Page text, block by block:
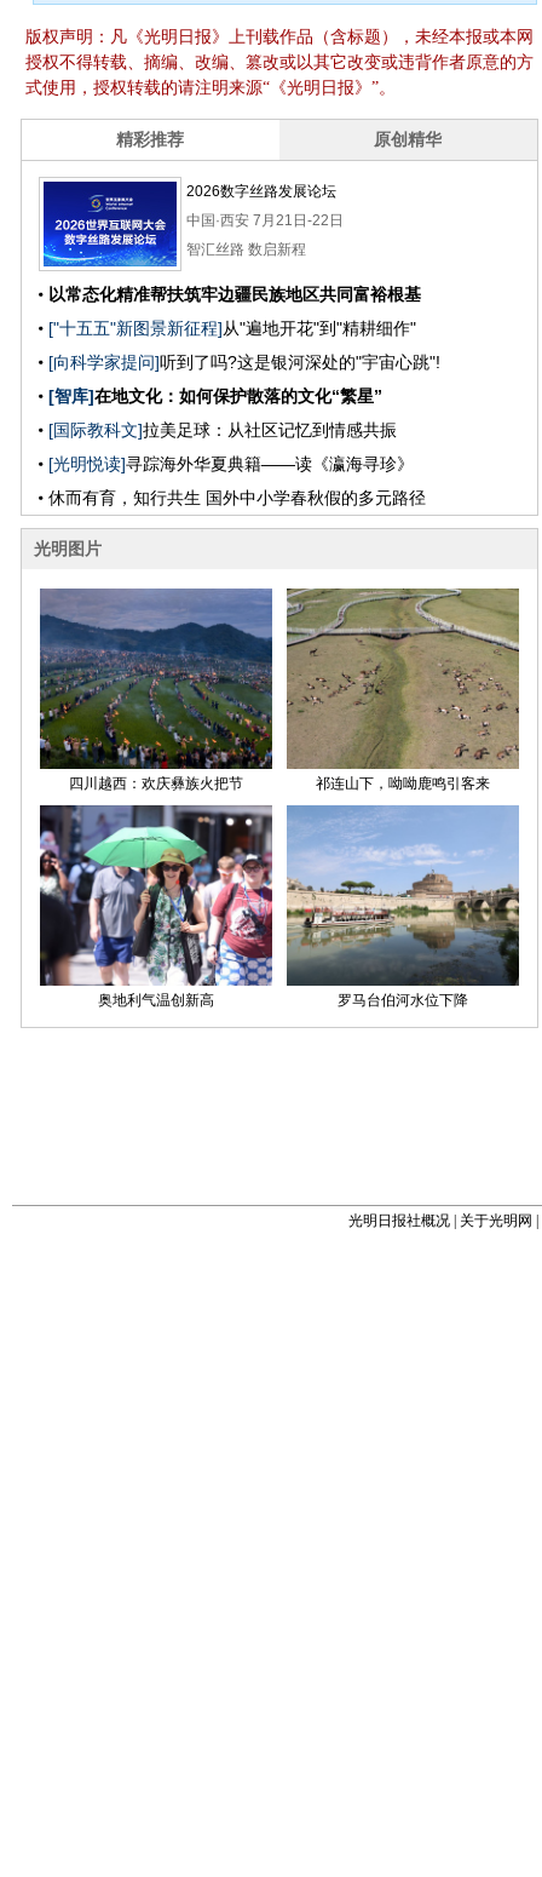
版权声明：凡《光明日报》上刊载作品（含标题），未经本报或本网
授权不得转载、摘编、改编、篡改或以其它改变或违背作者原意的方
式使用，授权转载的请注明来源“《光明日报》”。
光明日报社概况 关于光明网